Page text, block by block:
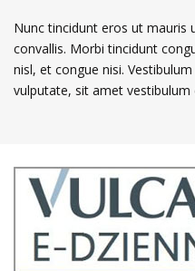
Nunc tincidunt eros ut mauris
convallis. Morbi tincidunt
nisl, et congue nisi.
vulputate, sit amet vestibulum